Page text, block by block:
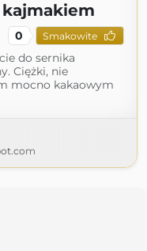
0 Smakowite
do sernika
Ciężki, nie
mocno kakaowym